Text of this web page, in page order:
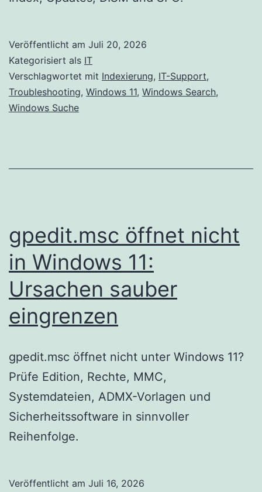
Veröffentlicht am Juli 20, 2026
Kategorisiert als IT
Verschlagwortet mit Indexierung, IT-Support,
Troubleshooting, Windows 11, Windows Search,
Windows Suche
gpedit.msc öffnet nicht
in Windows 11:
Ursachen sauber
eingrenzen
gpedit.msc öffnet nicht unter Windows 11?
Prüfe Edition, Rechte, MMC,
Systemdateien, ADMX-Vorlagen und
Sicherheitssoftware in sinnvoller
Reihenfolge.
Veröffentlicht am Juli 16, 2026